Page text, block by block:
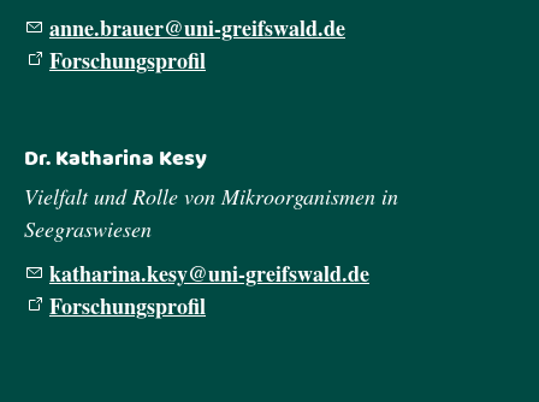
nn br r n-gr fsw ldd
Forschungsprofil
Dr. Katharina Kesy
Vielfalt und Rolle von Mikroorganismen in
Seegraswiesen
k th rn k sy n-gr fsw ldd
Forschungsprofil